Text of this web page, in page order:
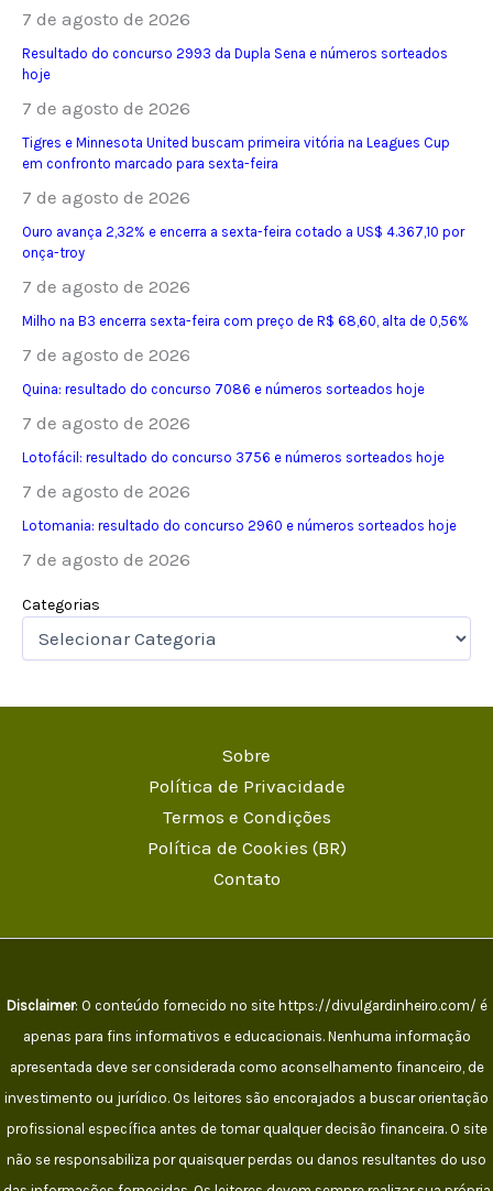
7 de agosto de 2026
Resultado do concurso 2993 da Dupla Sena e números sorteados
hoje
7 de agosto de 2026
Tigres e Minnesota United buscam primeira vitória na Leagues Cup
em confronto marcado para sexta-feira
7 de agosto de 2026
Ouro avança 2,32% e encerra a sexta-feira cotado a US$ 4.367,10 por
onça-troy
7 de agosto de 2026
Milho na B3 encerra sexta-feira com preço de R$ 68,60, alta de 0,56%
7 de agosto de 2026
Quina: resultado do concurso 7086 e números sorteados hoje
7 de agosto de 2026
Lotofácil: resultado do concurso 3756 e números sorteados hoje
7 de agosto de 2026
Lotomania: resultado do concurso 2960 e números sorteados hoje
7 de agosto de 2026
Categorias
Sobre
Política de Privacidade
Termos e Condições
Política de Cookies (BR)
Contato
Disclaimer: O conteúdo fornecido no site https://divulgardinheiro.com/ é
apenas para fins informativos e educacionais. Nenhuma informação
apresentada deve ser considerada como aconselhamento financeiro, de
investimento ou jurídico. Os leitores são encorajados a buscar orientação
profissional específica antes de tomar qualquer decisão financeira. O site
não se responsabiliza por quaisquer perdas ou danos resultantes do uso